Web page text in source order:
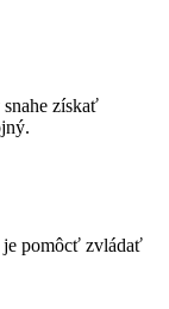
získať
je pomôcť zvládať